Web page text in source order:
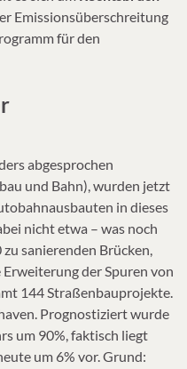
Emissionsüberschreitung
für den
abgesprochen
und Bahn), wurden jetzt
in dieses
nicht etwa – was noch
sanierenden Brücken,
der Spuren von
144 Straßenbauprojekte.
Prognostiziert wurde
um 90%, faktisch liegt
um 6% vor. Grund: